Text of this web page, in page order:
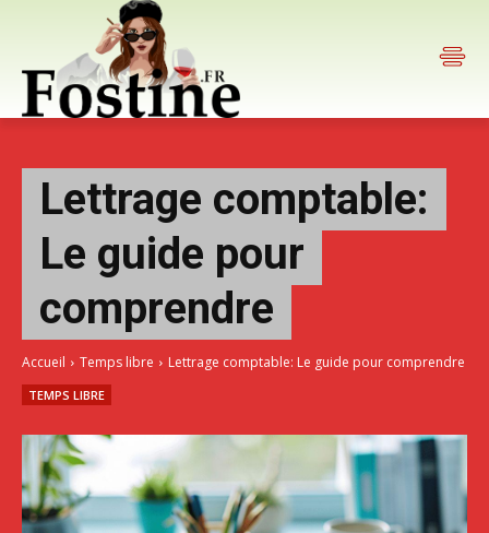
Lettrage comptable:
Le guide pour
comprendre
Accueil Temps libre Lettrage comptable: Le guide pour comprendre
TEMPS LIBRE